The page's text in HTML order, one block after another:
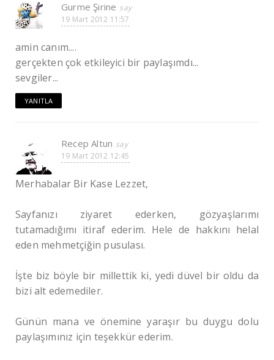
Gurme Şirine
19 Mart 2012 11:57
amin canım....
gerçekten çok etkileyici bir paylaşımdı...
sevgiler...
YANITLA
Recep Altun
19 Mart 2012 12:45
Merhabalar Bir Kase Lezzet,
Sayfanızı ziyaret ederken, gözyaşlarımı
tutamadığımı itiraf ederim. Hele de hakkını helal
eden mehmetçiğin pusulası.
İşte biz böyle bir millettik ki, yedi düvel bir oldu da
bizi alt edemediler.
Günün mana ve önemine yaraşır bu duygu dolu
paylaşımınız için teşekkür ederim.